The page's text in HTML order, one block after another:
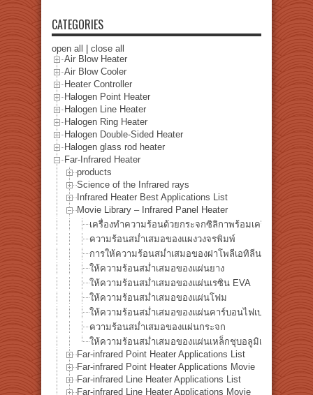
CATEGORIES
open all | close all
Air Blow Heater
Air Blow Cooler
Heater Controller
Halogen Point Heater
Halogen Line Heater
Halogen Ring Heater
Halogen Double-Sided Heater
Halogen glass rod heater
Far-Infrared Heater
products
Science of the Infrared rays
Infrared Heater Best Applications List
Movie Library – Infrared Panel Heater
เครื่องทำความร้อนด้วยกระจกซิลิกาพร้อมเครื่องทำความ
ความร้อนสม่ำเสมอของแผงวงจรพิมพ์
การให้ความร้อนสม่ำเสมอของฝาโพลีเอทิลีน
ให้ความร้อนสม่ำเสมอของแผ่นยาง
ให้ความร้อนสม่ำเสมอของแผ่นเรซิน EVA
ให้ความร้อนสม่ำเสมอของแผ่นโฟม
ให้ความร้อนสม่ำเสมอของแผ่นคาร์บอนไฟเบอร์
ความร้อนสม่ำเสมอของแผ่นกระจก
ให้ความร้อนสม่ำเสมอของแผ่นเหล็กชุบอลูมิเนียม
Far-infrared Point Heater Applications List
Far-infrared Point Heater Applications Movie
Far-infrared Line Heater Applications List
Far-infrared Line Heater Applications Movie